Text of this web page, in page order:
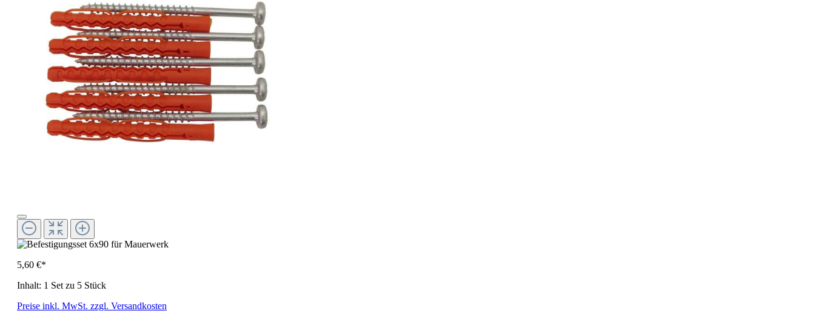
5,60 €*
Inhalt: 1 Set zu 5 Stück
Preise inkl. MwSt. zzgl. Versandkosten